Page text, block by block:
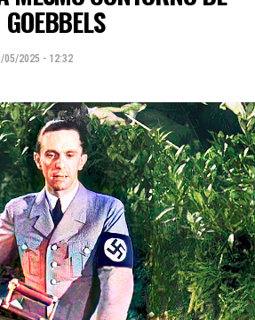
GOEBBELS
05/2025 - 12:32